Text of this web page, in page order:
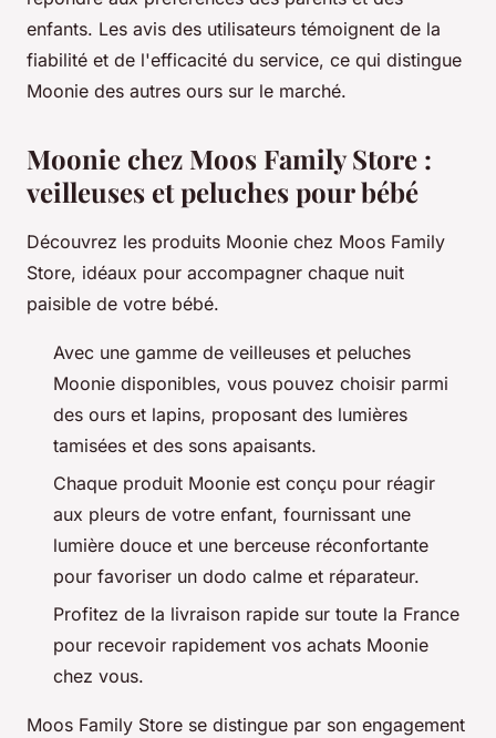
enfants. Les avis des utilisateurs témoignent de la
fiabilité et de l'efficacité du service, ce qui distingue
Moonie des autres ours sur le marché.
Moonie chez Moos Family Store :
veilleuses et peluches pour bébé
Découvrez les produits Moonie chez Moos Family
Store, idéaux pour accompagner chaque nuit
paisible de votre bébé.
Avec une gamme de veilleuses et peluches
Moonie disponibles, vous pouvez choisir parmi
des ours et lapins, proposant des lumières
tamisées et des sons apaisants.
Chaque produit Moonie est conçu pour réagir
aux pleurs de votre enfant, fournissant une
lumière douce et une berceuse réconfortante
pour favoriser un dodo calme et réparateur.
Profitez de la livraison rapide sur toute la France
pour recevoir rapidement vos achats Moonie
chez vous.
Moos Family Store se distingue par son engagement